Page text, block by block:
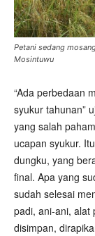
Petani sedang
Mosintuwu
“Ada perbedaan
syukur tahunan”
yang salah
ucapan syukur.
dungku, yang
final. Apa yang
sudah selesai
padi, ani-ani, alat
disimpan,